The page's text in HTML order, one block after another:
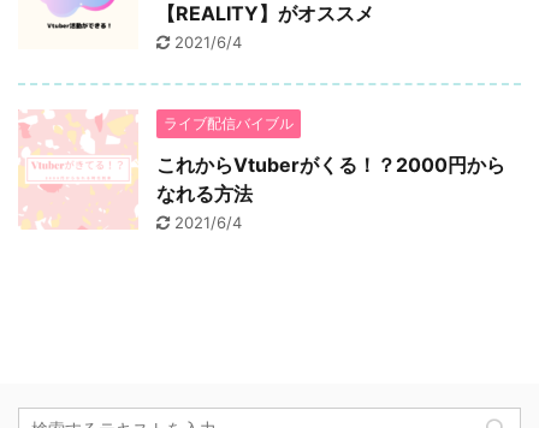
【REALITY】がオススメ
2021/6/4
ライブ配信バイブル
これからVtuberがくる！？2000円から
なれる方法
2021/6/4